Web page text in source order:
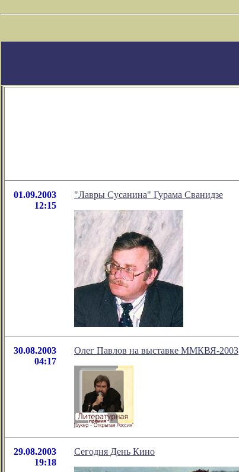
01.09.2003
12:15
"Лавры Сусанина" Гурама Сванидзе
30.08.2003
04:17
Олег Павлов на выставке ММКВЯ-2003
29.08.2003
19:18
Сегодня День Кино